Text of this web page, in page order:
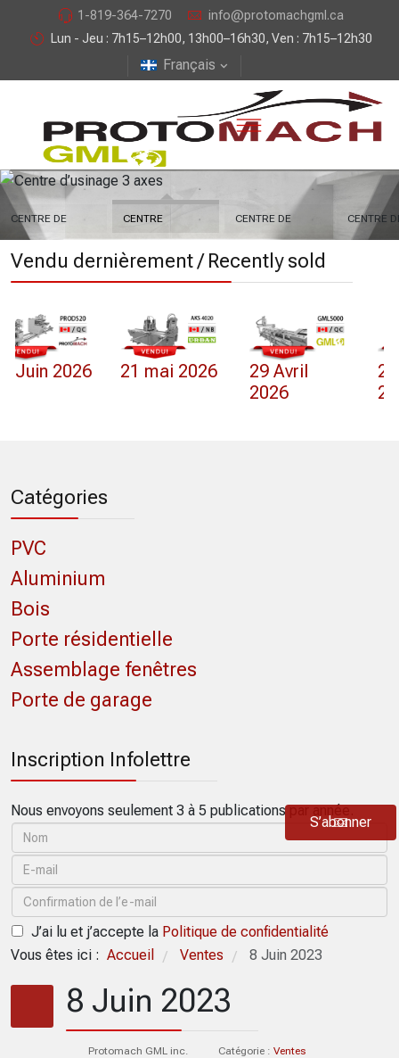
1-819-364-7270
info@protomachgml.ca
Lun - Jeu : 7h15–12h00, 13h00–16h30, Ven : 7h15–12h30
Français
CENTRE DE
PERÇAGE
AUTOMATISÉ
CENTRE
D’USINAGE 3
AXES
CENTRE DE
COUPE
AUTOMATISÉE
CENTRE
Vendu dernièrement / Recently sold
21 mai 2026
29 Avril
24 mars
2026
Catégories
PVC
Aluminium
Bois
Porte résidentielle
Assemblage fenêtres
Porte de garage
Inscription Infolettre
Nous envoyons seulement 3 à 5 publications par année.
J’ai lu et j’accepte la Politique de confidentialité
S’abonner
Vous êtes ici : Accueil / Ventes / 8 Juin 2023
8 Juin 2023
Protomach GML inc. Catégorie : Ventes